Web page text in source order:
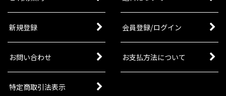
9,400円(税込)
ー」シルヴァネスアーミーに加わる、マルチオプ
ション収録のマルチパーツプラスチック製シタデ
ルミニチュア3体。
新規登録 会員登録/ログイン
お問い合わせ お支払方法について
特定商取引法表示